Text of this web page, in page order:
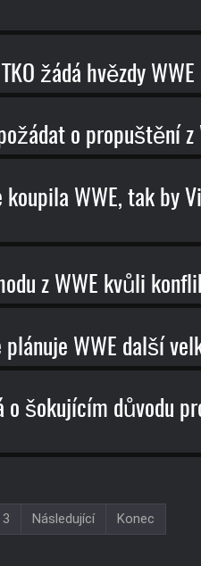
žádá hvězdy
o propuštění z
koupila WWE, tak by
z WWE kvůli
plánuje WWE další
o šokujícím důvodu
3 Následující Konec